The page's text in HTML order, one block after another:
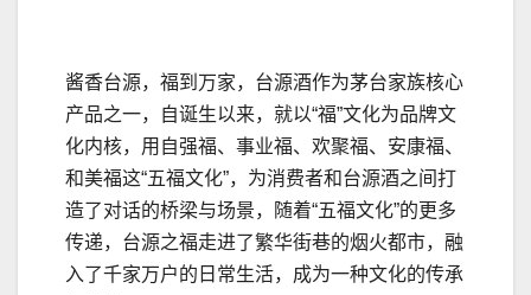
酱香台源，福到万家，台源酒作为茅台家族核心
产品之一，自诞生以来，就以“福”文化为品牌文
化内核，用自强福、事业福、欢聚福、安康福、
和美福这“五福文化”，为消费者和台源酒之间打
造了对话的桥梁与场景，随着“五福文化”的更多
传递，台源之福走进了繁华街巷的烟火都市，融
入了千家万户的日常生活，成为一种文化的传承